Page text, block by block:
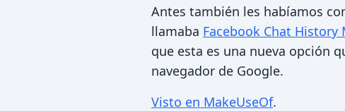
Antes también les habíamos
llamaba Facebook Chat History
que esta es una nueva opción
navegador de Google.
Visto en MakeUseOf.